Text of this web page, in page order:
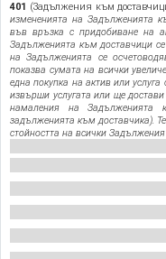
401 (Задължения към
измененията на Задълженията
във връзка с придобиване на
Задълженията към доставчици
на Задълженията се
показва сумата на всички
една покупка на актив или
извърши услугата или ще
намаления на Задълженията
задълженията към доставчика).
стойността на всички